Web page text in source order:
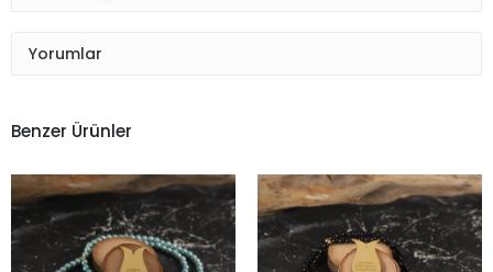
Yorumlar
Benzer Ürünler